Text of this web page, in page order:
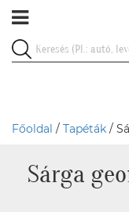
Főoldal / Tapéták /
Sárga